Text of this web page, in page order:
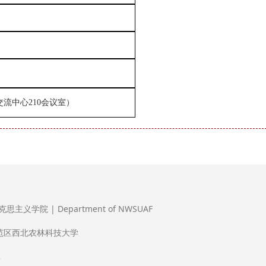
中心210会议室）
思主义学院 | Department of NWSUAF
区西北农林科技大学